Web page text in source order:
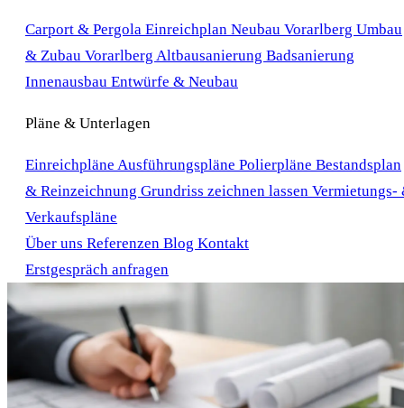
Carport & Pergola Einreichplan Neubau Vorarlberg Umbau
& Zubau Vorarlberg Altbausanierung Badsanierung
Innenausbau Entwürfe & Neubau
Pläne & Unterlagen
Einreichpläne Ausführungspläne Polierpläne Bestandsplan
& Reinzeichnung Grundriss zeichnen lassen Vermietungs-
Verkaufspläne
Über uns Referenzen Blog Kontakt
Erstgespräch anfragen